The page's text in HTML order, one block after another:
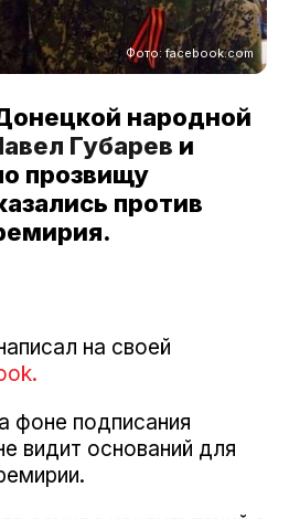
Фото: facebook.com
народной
Губарев и
прозвищу
против
на своей
фоне подписания
видит оснований для